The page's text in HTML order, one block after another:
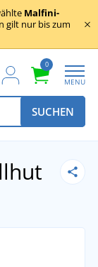
Malfini-
gilt nur bis zum
0
MENU
SUCHEN